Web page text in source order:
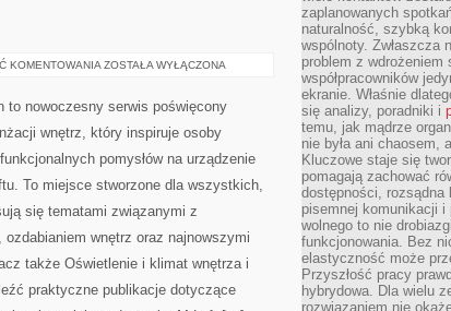
KOMENTOWANIA TRENDY
ZOSTAŁA WYŁĄCZONA
to nowoczesny serwis poświęcony
wnętrz, który inspiruje osoby
pomysłów na urządzenie
To miejsce stworzone dla wszystkich,
się tematami związanymi z
ozdabianiem wnętrz oraz najnowszymi
także Oświetlenie i klimat wnętrza i
praktyczne publikacje dotyczące
zaplanowanych
naturalność, szybką
wspólnoty. Zwłaszcza
problem z wdrożeniem
współpracowników
ekranie. Właśnie
się analizy, poradniki i
temu, jak mądrze
nie była ani chaosem,
Kluczowe staje się
pomagają zachować
dostępności,
pisemnej komunikacji
wolnego to nie
funkcjonowania. Bez
elastyczność może
Przyszłość pracy
hybrydowa. Dla wielu
rozwiązaniem nie